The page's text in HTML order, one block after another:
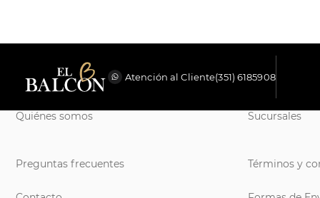
Atención al Cliente(351) 6185908
Quiénes somos
Preguntas frecuentes
Sucursales
Términos y